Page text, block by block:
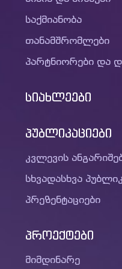
საქმიანობა
თანამშრომლები
პარტნიორები და
სიახლეები
პუბლიკაციები
კვლევის
სხვადასხვა
პრეზენტაციები
პროექტები
მიმდინარე